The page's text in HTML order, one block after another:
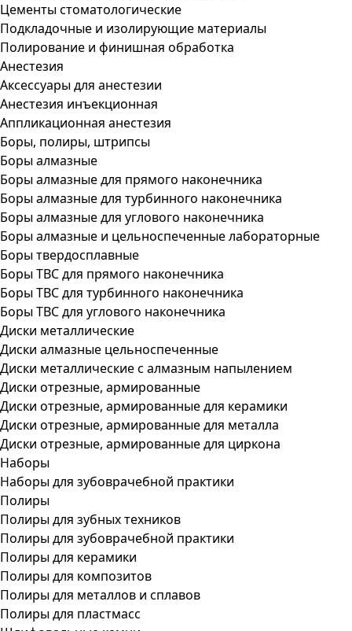
Цементы стоматологические
Подкладочные и изолирующие материалы
Полирование и финишная обработка
Анестезия
Аксессуары для анестезии
Анестезия инъекционная
Аппликационная анестезия
Боры, полиры, штрипсы
Боры алмазные
Боры алмазные для прямого наконечника
Боры алмазные для турбинного наконечника
Боры алмазные для углового наконечника
Боры алмазные и цельноспеченные лабораторные
Боры твердосплавные
Боры ТВС для прямого наконечника
Боры ТВС для турбинного наконечника
Боры ТВС для углового наконечника
Диски металлические
Диски алмазные цельноспеченные
Диски металлические с алмазным напылением
Диски отрезные, армированные
Диски отрезные, армированные для керамики
Диски отрезные, армированные для металла
Диски отрезные, армированные для циркона
Наборы
Наборы для зубоврачебной практики
Полиры
Полиры для зубных техников
Полиры для зубоврачебной практики
Полиры для керамики
Полиры для композитов
Полиры для металлов и сплавов
Полиры для пластмасс